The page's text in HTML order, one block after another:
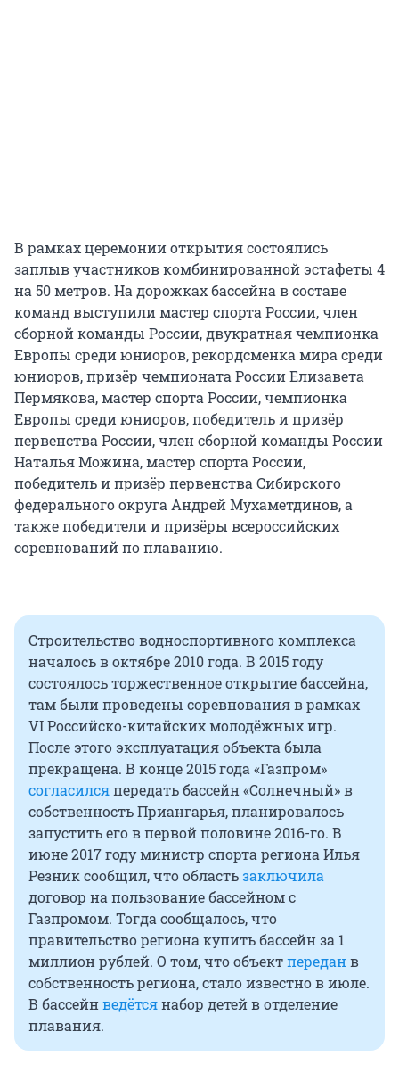
В рамках церемонии открытия состоялись
заплыв участников комбинированной эстафеты 4
на 50 метров. На дорожках бассейна в составе
команд выступили мастер спорта России, член
сборной команды России, двукратная чемпионка
Европы среди юниоров, рекордсменка мира среди
юниоров, призёр чемпионата России Елизавета
Пермякова, мастер спорта России, чемпионка
Европы среди юниоров, победитель и призёр
первенства России, член сборной команды России
Наталья Можина, мастер спорта России,
победитель и призёр первенства Сибирского
федерального округа Андрей Мухаметдинов, а
также победители и призёры всероссийских
соревнований по плаванию.
Строительство водноспортивного комплекса
началось в октябре 2010 года. В 2015 году
состоялось торжественное открытие бассейна,
там были проведены соревнования в рамках
VI Российско-китайских молодёжных игр.
После этого эксплуатация объекта была
прекращена. В конце 2015 года «Газпром»
согласилсяпередать бассейн «Солнечный» в
собственность Приангарья, планировалось
запустить его в первой половине 2016-го. В
июне 2017 году министр спорта региона Илья
Резник сообщил, что областьзаключила
договор на пользование бассейном с
Газпромом. Тогда сообщалось, что
правительство региона купить бассейн за 1
миллион рублей. О том, что объектпереданв
собственность региона, стало известно в июле.
В бассейнведётсянабор детей в отделение
плавания.